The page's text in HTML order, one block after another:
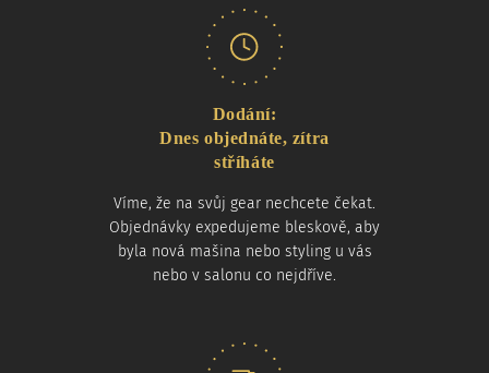
Dodání:
Dnes objednáte, zítra
stříháte
Víme, že na svůj gear nechcete čekat.
Objednávky expedujeme bleskově, aby
byla nová mašina nebo styling u vás
nebo v salonu co nejdříve.